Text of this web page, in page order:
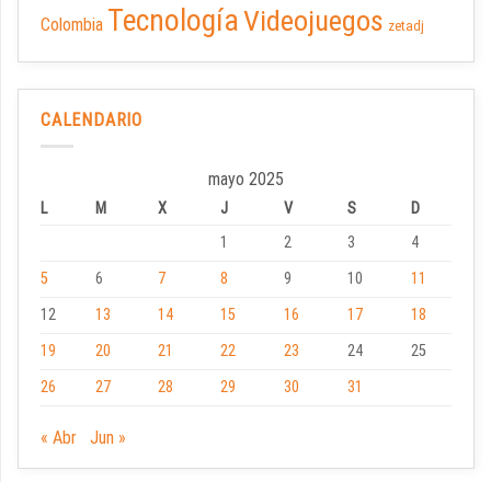
Colombia TecnologíaVideojuegos zetadj
CALENDARIO
mayo 2025
L M X J V S
D
1
2 3
4
5
6 7 8 9 10
11
12
13 14 15 16 17
18
19
20 21 22 23 24
25
26
27 28 29 30 31
« Abr Jun »